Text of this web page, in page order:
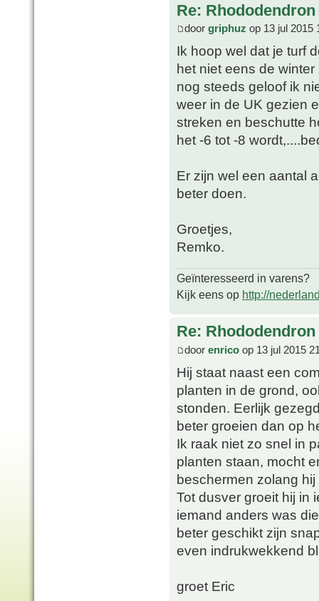
Re:
door griphuz op 13 jul 2015
Ik hoop wel dat je turf
het niet eens de
nog steeds geloof ik
weer in de UK gezien
streken en beschutte
het -6 tot -8
Er zijn wel een aantal
beter doen.
Groetjes,
Remko.
Geïnteresseerd in varens?
Kijk eens op http://
Re:
door enrico op 13 jul 2015
Hij staat naast een
planten in de grond,
stonden. Eerlijk
beter groeien dan op
Ik raak niet zo snel in
planten staan, mocht
beschermen zolang
Tot dusver groeit hij in
iemand anders was
beter geschikt zijn
even indrukwekkend
groet Eric